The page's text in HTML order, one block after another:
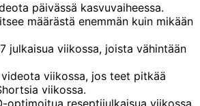
päivässä kasvuvaiheessa.
määrästä enemmän kuin mikään
julkaisua viikossa, joista vähintään
videota viikossa, jos teet pitkää
viikossa.